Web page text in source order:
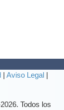
Aviso Legal
2026. Todos los